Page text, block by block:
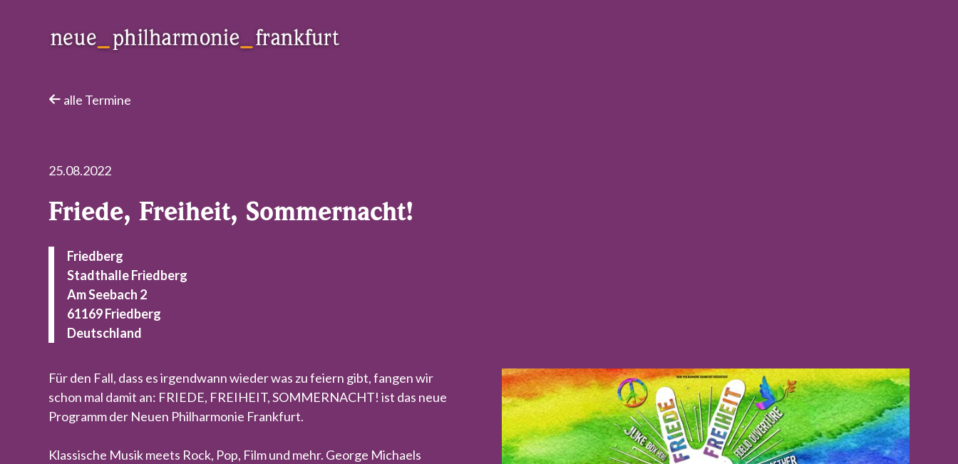
alle Termine
25.08.2022
Friede, Freiheit, Sommernacht!
Friedberg
Stadthalle Friedberg
Am Seebach 2
61169 Friedberg
Deutschland
Für den Fall, dass es irgendwann wieder was zu feiern gibt, fangen wir
schon mal damit an: FRIEDE, FREIHEIT, SOMMERNACHT! ist das neue
Programm der Neuen Philharmonie Frankfurt.
Klassische Musik meets Rock, Pop, Film und mehr. George Michaels